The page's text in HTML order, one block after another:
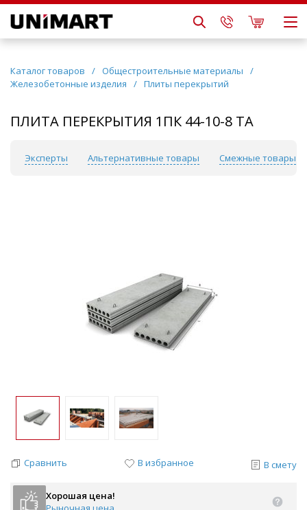
Каталог товаров / Общестроительные материалы
/
Железобетонные изделия
/ Плиты перекрытий
ПЛИТА ПЕРЕКРЫТИЯ 1ПК 44-10-8 ТА
Эксперты Альтернативные товары Смежные товары
Сравнить В избранное В смету
Хорошая цена!